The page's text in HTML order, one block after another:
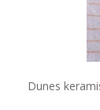
Dunes